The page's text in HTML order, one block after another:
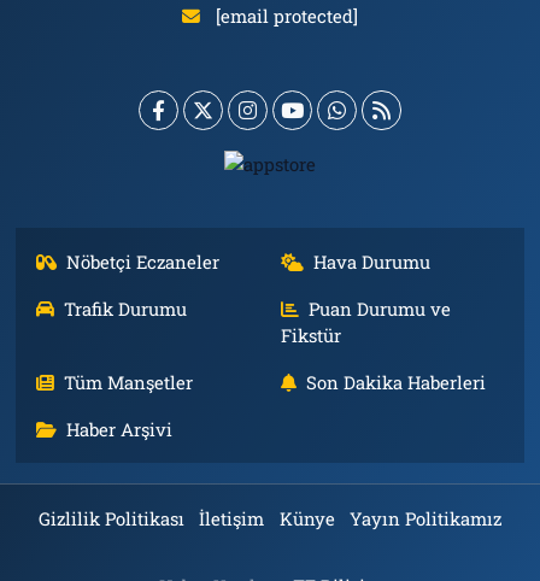
[email protected]
Nöbetçi Eczaneler
Hava Durumu
Trafik Durumu
Puan Durumu ve
Fikstür
Tüm Manşetler
Son Dakika Haberleri
Haber Arşivi
Gizlilik Politikası İletişim Künye Yayın Politikamız